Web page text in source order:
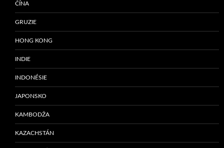
ČÍNA
GRUZIE
HONG KONG
INDIE
INDONÉSIE
JAPONSKO
KAMBODŽA
KAZACHSTÁN